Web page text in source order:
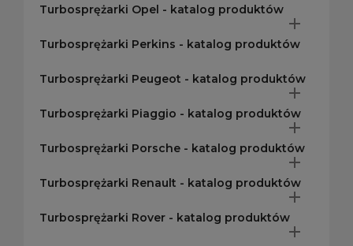
Turbosprężarki Opel - katalog produktów

Turbosprężarki Perkins - katalog produktów
Turbosprężarki Peugeot - katalog produktów

Turbosprężarki Piaggio - katalog produktów

Turbosprężarki Porsche - katalog produktów

Turbosprężarki Renault - katalog produktów

Turbosprężarki Rover - katalog produktów
